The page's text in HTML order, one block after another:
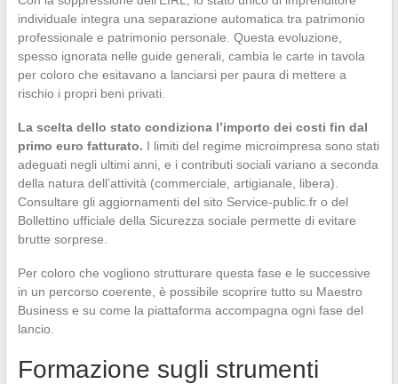
individuale integra una separazione automatica tra patrimonio
professionale e patrimonio personale. Questa evoluzione,
spesso ignorata nelle guide generali, cambia le carte in tavola
per coloro che esitavano a lanciarsi per paura di mettere a
rischio i propri beni privati.
La scelta dello stato condiziona l’importo dei costi fin dal
primo euro fatturato. I limiti del regime microimpresa sono stati
adeguati negli ultimi anni, e i contributi sociali variano a seconda
della natura dell’attività (commerciale, artigianale, libera).
Consultare gli aggiornamenti del sito Service-public.fr o del
Bollettino ufficiale della Sicurezza sociale permette di evitare
brutte sorprese.
Per coloro che vogliono strutturare questa fase e le successive
in un percorso coerente, è possibile scoprire tutto su Maestro
Business e su come la piattaforma accompagna ogni fase del
lancio.
Formazione sugli strumenti